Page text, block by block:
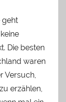
geht
Die besten
waren
Versuch,
erzählen,